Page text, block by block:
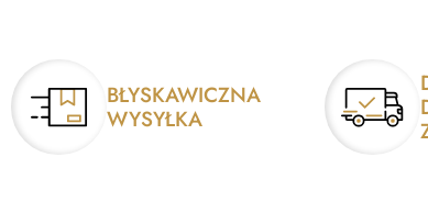
BŁYSKAWICZNA
WYSYŁKA